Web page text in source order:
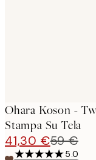
Ohara Koson -
Stampa Su Tela
41,30 €59 €
5.0